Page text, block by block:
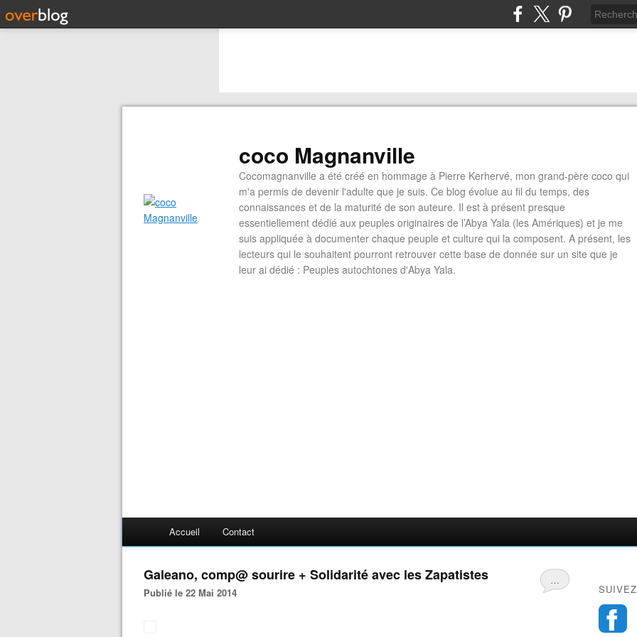
coco Magnanville
Cocomagnanville a été créé en hommage à Pierre Kerhervé, mon grand-père coco qui
m'a permis de devenir l'adulte que je suis. Ce blog évolue au fil du temps, des
connaissances et de la maturité de son auteure. Il est à présent presque
essentiellement dédié aux peuples originaires de l’Abya Yala (les Amériques) et je me
suis appliquée à documenter chaque peuple et culture qui la composent. A présent, les
lecteurs qui le souhaitent pourront retrouver cette base de donnée sur un site que je
leur ai dédié : Peuples autochtones d'Abya Yala.
Accueil Contact
…
Galeano, comp@ sourire + Solidarité avec les Zapatistes
Publié le 22 Mai 2014